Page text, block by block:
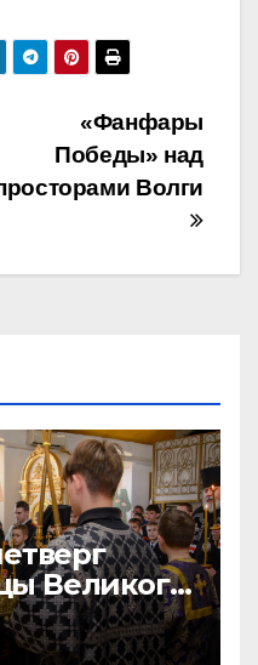
«Фанфары
Победы» над
Волги
Великого
Великое